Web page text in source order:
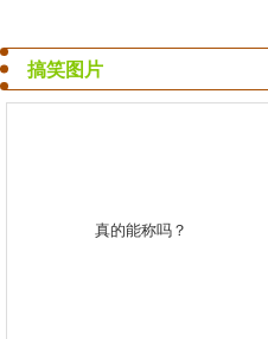
搞笑图片
真的能称吗？